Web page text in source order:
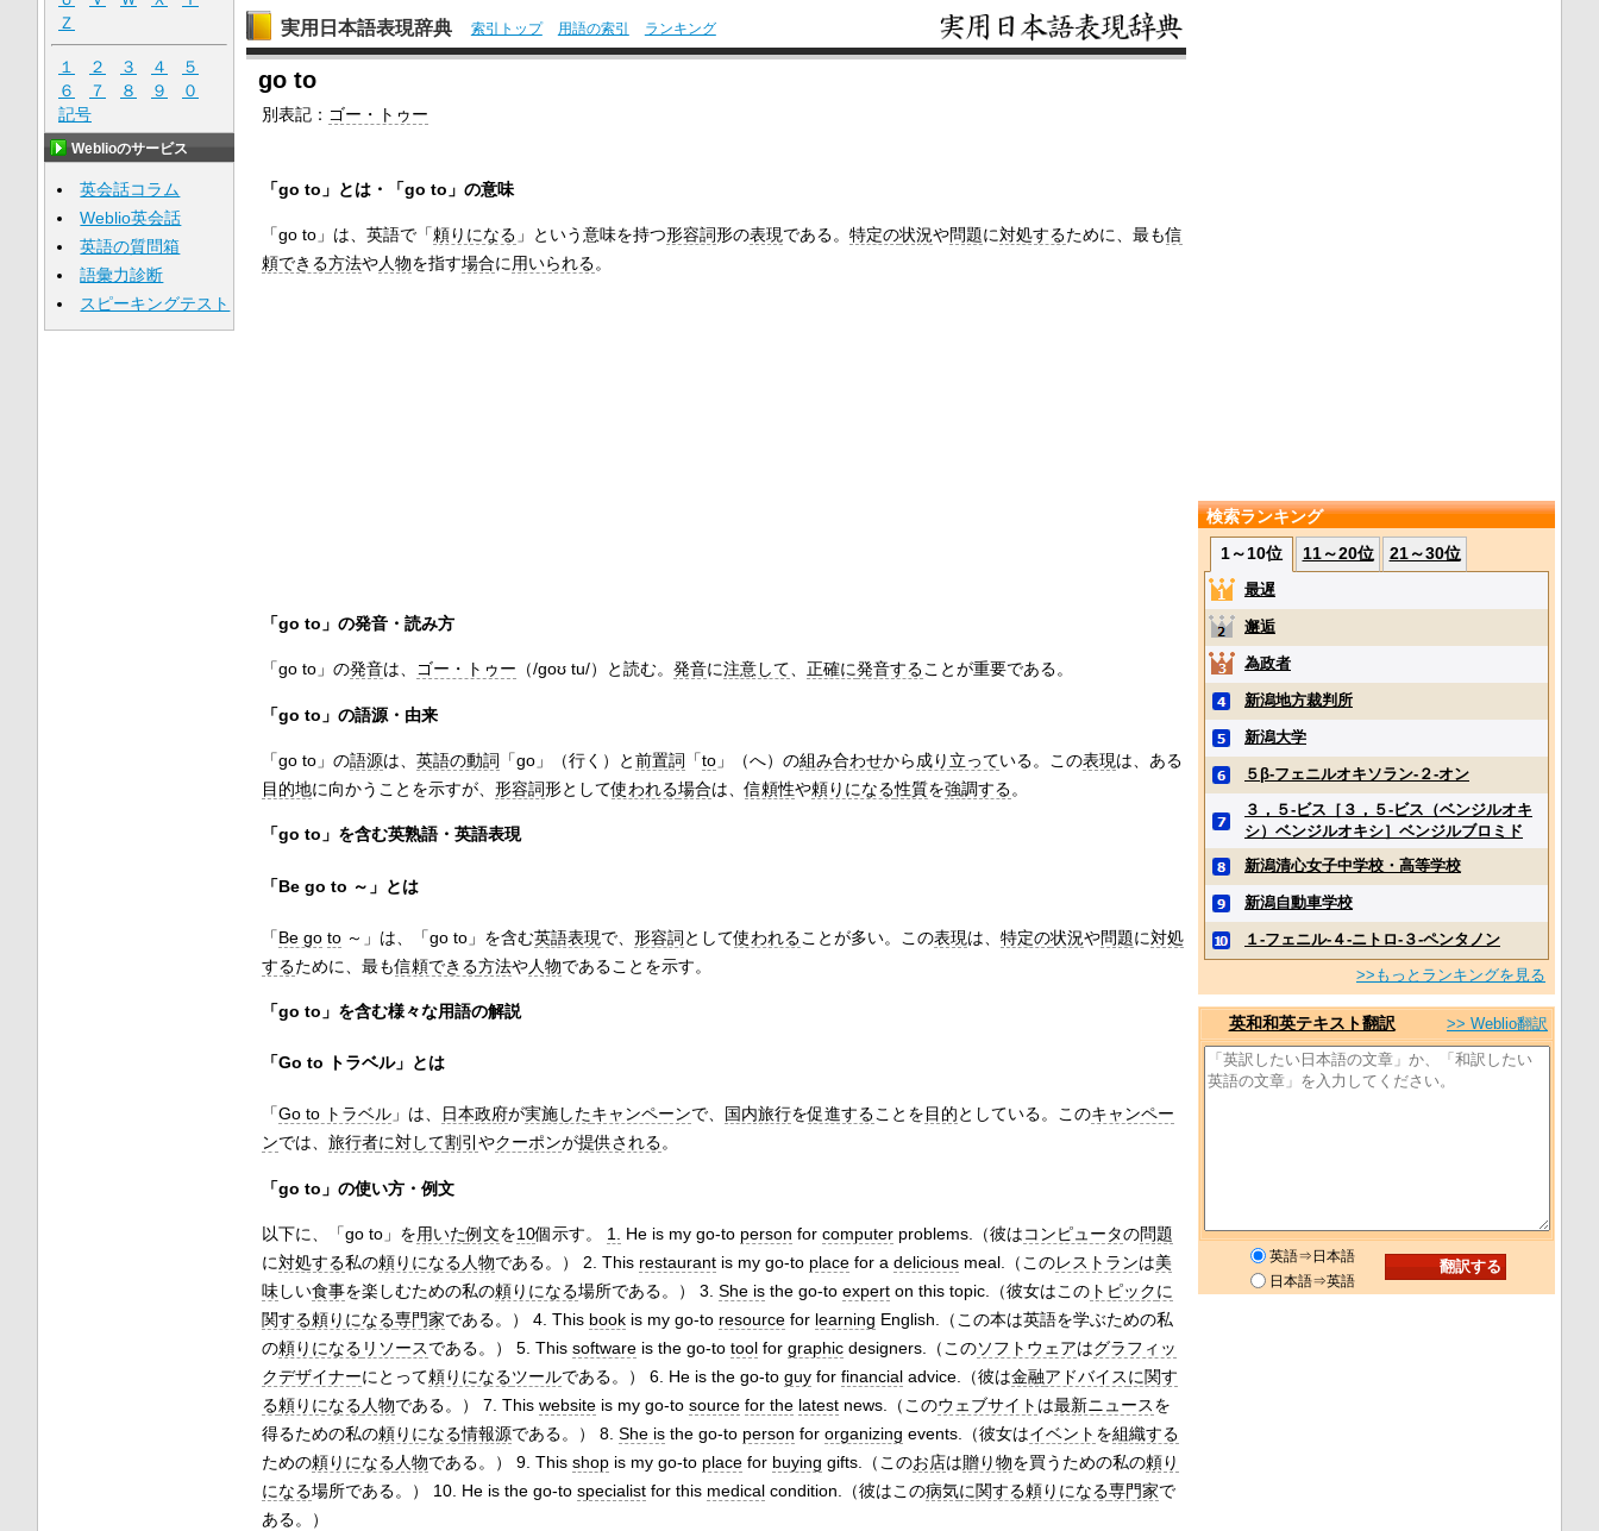
実用日本語表現辞典 索引トップ 用語の索引 ランキング
go to
別表記： ゴー・トゥー
「go to」とは・「go to」の意味
「go to」は、英語で「頼りになる 」という意味を持つ形容詞形の表現である。 特定の状況や問題に対処するために、最も信
頼できる方法や人物を指す場合に 用いられる。
「go to」の発音・読み方
「go to」の発音は、 ゴー・トゥー （/ɡoʊ tu/）と読む。 発音に注意して、 正確に発音することが重要である。
「go to」の語源・由来
「go to」の語源は、 英語の動詞 「go」（行く）と前置詞 「to」（へ）の組み合わせから成り立っている。この表現は、ある
目的地に向かうことを示すが、 形容詞形として使われる場合は、信頼性や頼りになる性質を強調する。
「go to」を含む英熟語・英語表現
「Be go to ～」とは
「Be go to～」は、「go to」を含む英語表現で、 形容詞として使われることが多い。この表現は、 特定の状況や問題に対処
するために、最も信頼できる方法や人物であることを示す。
「go to」を含む様々な用語の解説
「Go to トラベル」とは
「Go to トラベル」は、 日本政府が実施したキャンペーンで、 国内旅行を促進することを目的としている。このキャンペー
ンでは、 旅行者に対して割引 やクーポンが提供される。
「go to」の使い方・例文
以下に、「go to」を用いた例文を10個示す。 1. He is my go-to person for computerproblems.（彼はコンピュータの問題
に対処する私の頼りになる 人物である。） 2. This restaurantis my go-to placefor a deliciousmeal.（このレストランは美
味しい食事を楽しむための私の頼りになる場所である。） 3. She isthe go-to experton this topic.（彼女はこのトピックに
関する頼りになる専門家である。） 4. This bookis my go-to resourcefor learning English.（この本は英語を学ぶための私
の頼りになる リソースである。） 5. This softwareis the go-to toolfor graphicdesigners.（このソフトウェアはグラフィッ
クデザイナーにとって頼りになるツールである。） 6. He is the go-to guyfor financialadvice.（彼は金融アドバイスに関す
る頼りになる 人物である。） 7. This websiteis my go-to source for the latestnews.（このウェブサイト は最新ニュースを
得るための私の頼りになる情報源である。） 8. She isthe go-to person for organizing events.（彼女はイベント を組織する
ための頼りになる 人物である。） 9. This shopis my go-to placefor buying gifts.（このお店は贈り物を買うための私の頼り
になる場所である。） 10. He is the go-to specialistfor this medicalcondition.（彼はこの病気に関する頼りになる専門家で
ある。）
Ｚ
１ ２ ３ ４
５
６
７ ８ ９
０
記号
Weblioのサービス
英会話コラム
Weblio英会話
英語の質問箱
語彙力診断
スピーキングテスト
検索ランキング
1～10位
11～20位 21～30位
最遅
邂逅
為政者
新潟地方裁判所
新潟大学
５β‐フェニルオキソラン‐２‐オン
３，５‐ビス［３，５‐ビス（ベンジルオキ
シ）ベンジルオキシ］ベンジルブロミド
新潟清心女子中学校・高等学校
新潟自動車学校
１‐フェニル‐４‐ニトロ‐３‐ペンタノン
>>もっとランキングを見る
英和和英テキスト翻訳 >> Weblio翻訳
英語⇒日本語
日本語⇒英語